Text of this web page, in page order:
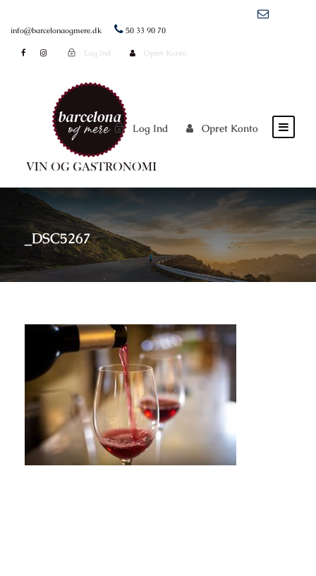
info@barcelonaogmere.dk 50 33 90 70
Log Ind Opret Konto
Log Ind Opret Konto
_DSC5267